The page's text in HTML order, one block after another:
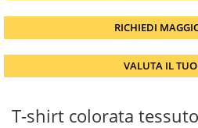
RICHIEDI
VALUTA IL
T-shirt colorata